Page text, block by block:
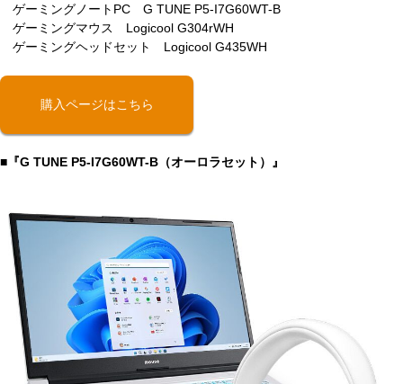
ゲーミングノートPC G TUNE P5-I7G60WT-B
ゲーミングマウス Logicool G304rWH
ゲーミングヘッドセット Logicool G435WH
購入ページはこちら
■『G TUNE P5-I7G60WT-B（オーロラセット）』